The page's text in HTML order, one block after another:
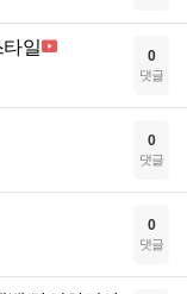
타일 0
댓글
0
댓글
0
댓글